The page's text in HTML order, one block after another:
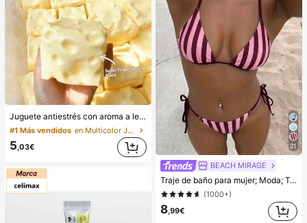
Juguete antiestrés con aroma a leche dulce de TPR suave y esponjoso con forma de dumpling, adorno divertido y lindo de 5 cm para apretar, regalo práctico y de moda, adecuado para cumpleaños, Pascua, Halloween, Navidad y varios regalos de fiesta, mejora el estado de ánimo
#1 Más vendidos en Multicolor Juguetes para apretar para adolescen
5 ,03€ 21
BEACH MIRAGE
Traje de baño para mujer; Moda; Traje de baño de dos piezas morado; Playa de verano; Conjunto de bikini; Estampado aleatorio. Vacaciones
(1000+)
8,99€